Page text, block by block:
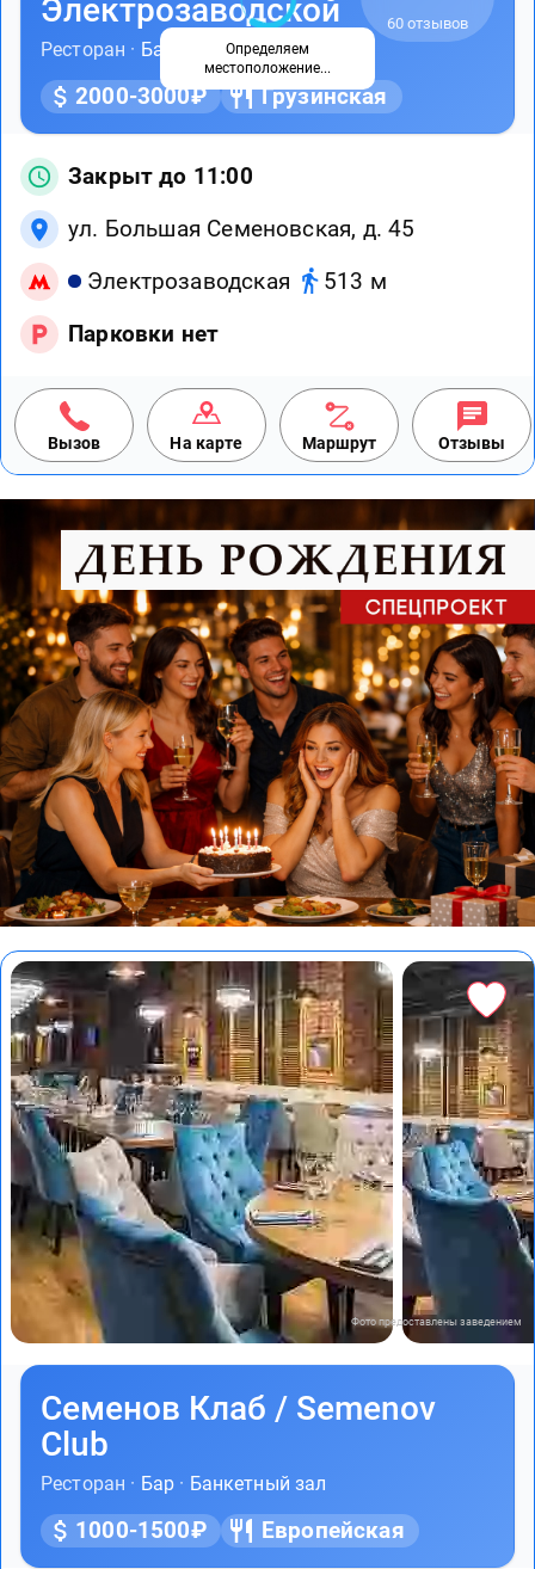
Электрозаводской
Ресторан · Банкетный зал·Кафе
60 отзывов
2000-3000₽ Грузинская
Закрыт до 11:00
ул. Большая Семеновская, д. 45
Электрозаводская
513 м
Парковки нет
Вызов На карте Маршрут Отзывы
Фото предоставлены заведением
Семенов Клаб / Semenov
Club
Ресторан · Бар · Банкетный зал
1000-1500₽ Европейская
Определяем
местоположение...